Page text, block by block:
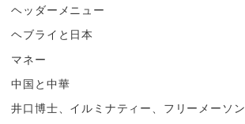
ヘッダーメニュー
ヘブライと日本
マネー
中国と中華
井口博士、イルミナティー、フリーメーソン